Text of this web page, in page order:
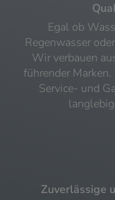
Egal ob
Regenwasser
Wir verbauen
führender
Service- und
Zuverlässige